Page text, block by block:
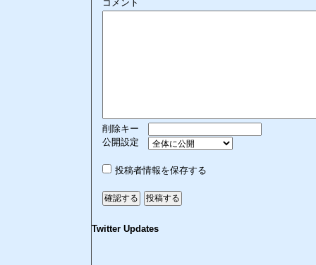
コメント
削除キー
公開設定
投稿者情報を保存する
Twitter Updates